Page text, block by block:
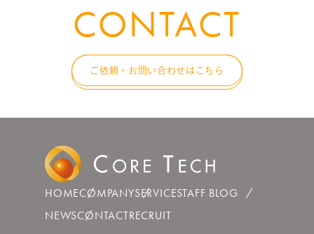
CONTACT
ご依頼・お問い合わせはこちら
HOMECOMPANYSERVICESTAFF BLOG
NEWSCONTACTRECRUIT